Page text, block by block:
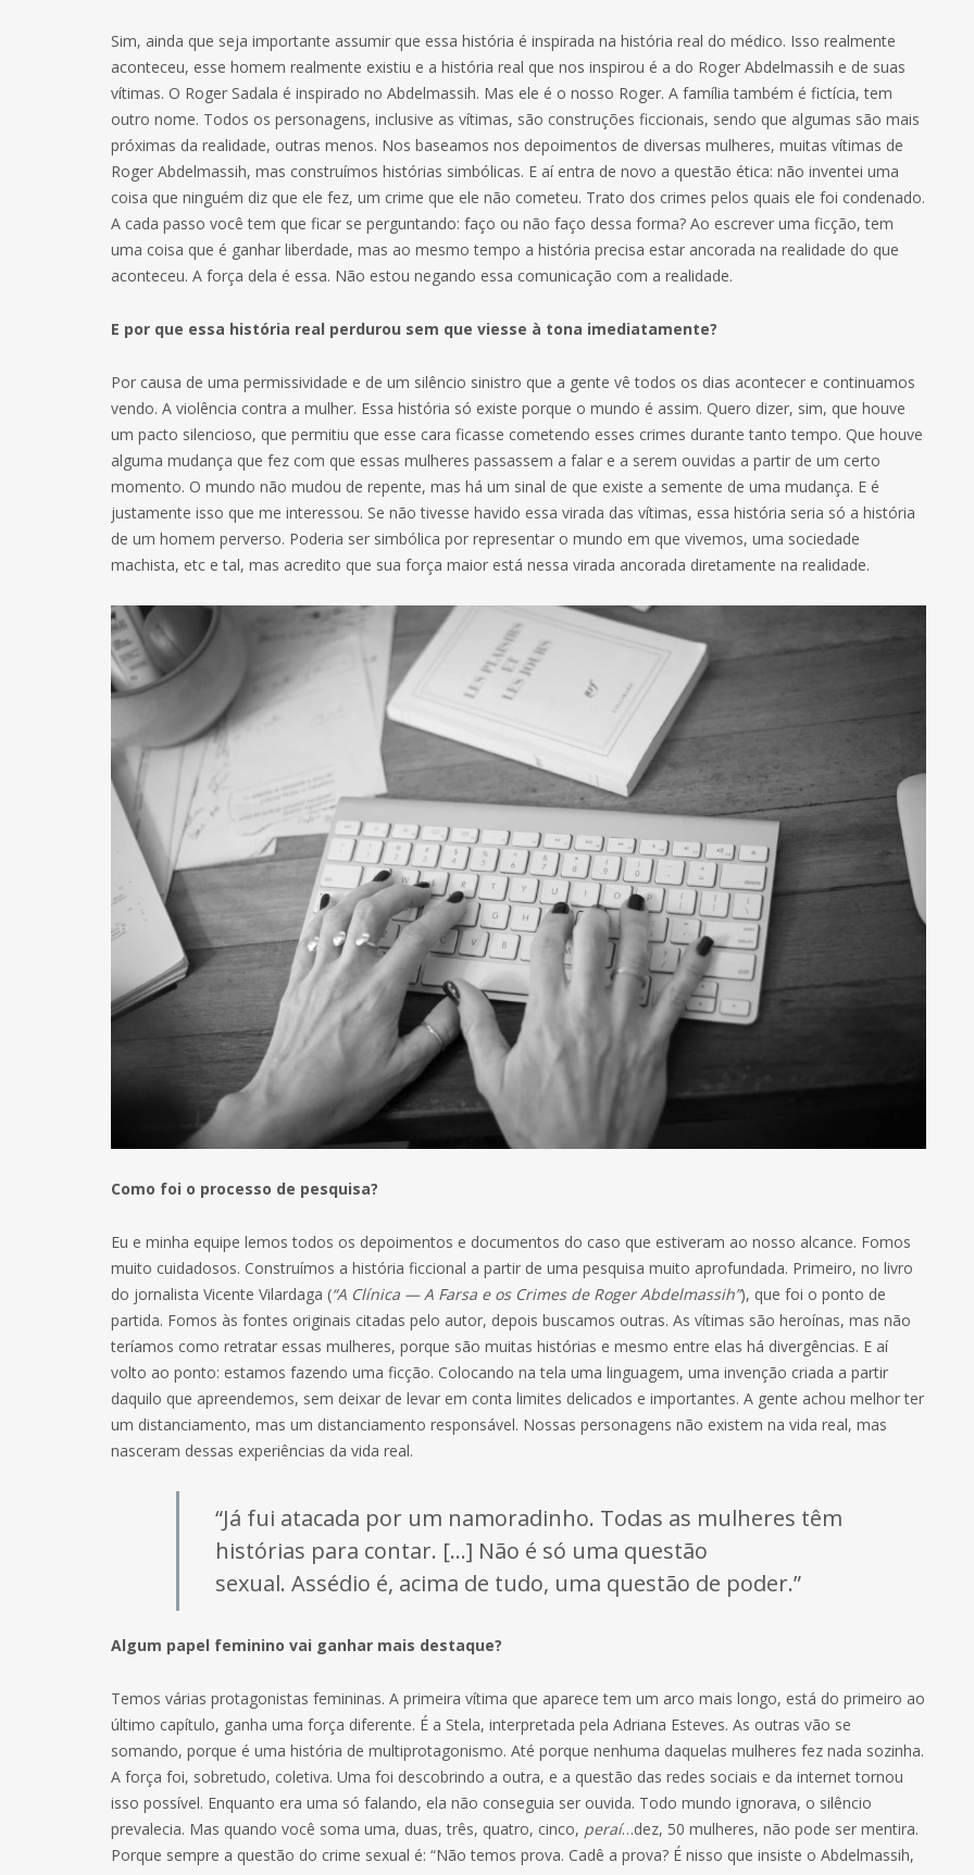
Sim, ainda que seja importante assumir que essa história é inspirada na história real do médico. Isso realmente
aconteceu, esse homem realmente existiu e a história real que nos inspirou é a do Roger Abdelmassih e de suas
vítimas. O Roger Sadala é inspirado no Abdelmassih. Mas ele é o nosso Roger. A família também é fictícia, tem
outro nome. Todos os personagens, inclusive as vítimas, são construções ficcionais, sendo que algumas são mais
próximas da realidade, outras menos. Nos baseamos nos depoimentos de diversas mulheres, muitas vítimas de
Roger Abdelmassih, mas construímos histórias simbólicas. E aí entra de novo a questão ética: não inventei uma
coisa que ninguém diz que ele fez, um crime que ele não cometeu. Trato dos crimes pelos quais ele foi condenado.
A cada passo você tem que ficar se perguntando: faço ou não faço dessa forma? Ao escrever uma ficção, tem
uma coisa que é ganhar liberdade, mas ao mesmo tempo a história precisa estar ancorada na realidade do que
aconteceu. A força dela é essa. Não estou negando essa comunicação com a realidade.
E por que essa história real perdurou sem que viesse à tona imediatamente?
Por causa de uma permissividade e de um silêncio sinistro que a gente vê todos os dias acontecer e continuamos
vendo. A violência contra a mulher. Essa história só existe porque o mundo é assim. Quero dizer, sim, que houve
um pacto silencioso, que permitiu que esse cara ficasse cometendo esses crimes durante tanto tempo. Que houve
alguma mudança que fez com que essas mulheres passassem a falar e a serem ouvidas a partir de um certo
momento. O mundo não mudou de repente, mas há um sinal de que existe a semente de uma mudança. E é
justamente isso que me interessou. Se não tivesse havido essa virada das vítimas, essa história seria só a história
de um homem perverso. Poderia ser simbólica por representar o mundo em que vivemos, uma sociedade
machista, etc e tal, mas acredito que sua força maior está nessa virada ancorada diretamente na realidade.
Como foi o processo de pesquisa?
Eu e minha equipe lemos todos os depoimentos e documentos do caso que estiveram ao nosso alcance. Fomos
muito cuidadosos. Construímos a história ficcional a partir de uma pesquisa muito aprofundada. Primeiro, no livro
do jornalista Vicente Vilardaga (“A Clínica — A Farsa e os Crimes de Roger Abdelmassih”), que foi o ponto de
partida. Fomos às fontes originais citadas pelo autor, depois buscamos outras. As vítimas são heroínas, mas não
teríamos como retratar essas mulheres, porque são muitas histórias e mesmo entre elas há divergências. E aí
volto ao ponto: estamos fazendo uma ficção. Colocando na tela uma linguagem, uma invenção criada a partir
daquilo que apreendemos, sem deixar de levar em conta limites delicados e importantes. A gente achou melhor ter
um distanciamento, mas um distanciamento responsável. Nossas personagens não existem na vida real, mas
nasceram dessas experiências da vida real.
“Já fui atacada por um namoradinho. Todas as mulheres têm
histórias para contar. […] Não é só uma questão
sexual. Assédio é, acima de tudo, uma questão de poder.”
Algum papel feminino vai ganhar mais destaque?
Temos várias protagonistas femininas. A primeira vítima que aparece tem um arco mais longo, está do primeiro ao
último capítulo, ganha uma força diferente. É a Stela, interpretada pela Adriana Esteves. As outras vão se
somando, porque é uma história de multiprotagonismo. Até porque nenhuma daquelas mulheres fez nada sozinha.
A força foi, sobretudo, coletiva. Uma foi descobrindo a outra, e a questão das redes sociais e da internet tornou
isso possível. Enquanto era uma só falando, ela não conseguia ser ouvida. Todo mundo ignorava, o silêncio
prevalecia. Mas quando você soma uma, duas, três, quatro, cinco, peraí…dez, 50 mulheres, não pode ser mentira.
Porque sempre a questão do crime sexual é: “Não temos prova. Cadê a prova? É nisso que insiste o Abdelmassih,